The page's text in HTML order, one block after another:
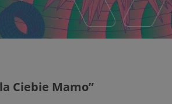
Ciebie Mamo”